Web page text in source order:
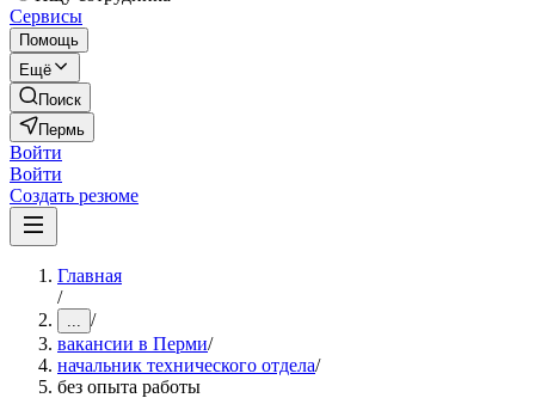
Сервисы
Помощь
Ещё
Поиск
Пермь
Войти
Войти
Создать резюме
Главная
/
... /
вакансии в Перми/
начальник технического отдела/
без опыта работы